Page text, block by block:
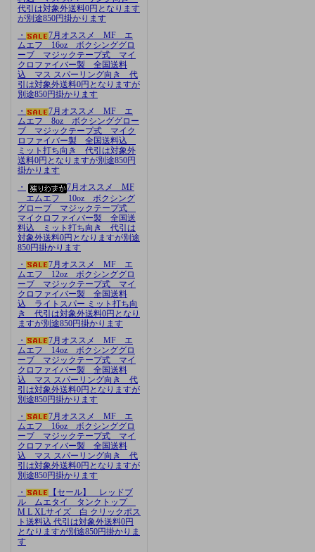
代引は対象外送料0円となります
が別途850円掛かります
・
7月オススメ MF エ
ムエフ 16oz ボクシンググロ
ーブ マジックテープ式 マイ
クロファイバー製 全国送料
込 マス スパーリング向き 代
引は対象外送料0円となりますが
別途850円掛かります
・
7月オススメ MF エ
ムエフ 8oz ボクシンググロー
ブ マジックテープ式 マイク
ロファイバー製 全国送料込
ミット打ち向き 代引は対象外
送料0円となりますが別途850円
掛かります
・
7月オススメ MF
エムエフ 10oz ボクシング
グローブ マジックテープ式
マイクロファイバー製 全国送
料込 ミット打ち向き 代引は
対象外送料0円となりますが別途
850円掛かります
・
7月オススメ MF エ
ムエフ 12oz ボクシンググロ
ーブ マジックテープ式 マイ
クロファイバー製 全国送料
込 ライトスパー ミット打ち向
き 代引は対象外送料0円となり
ますが別途850円掛かります
・
7月オススメ MF エ
ムエフ 14oz ボクシンググロ
ーブ マジックテープ式 マイ
クロファイバー製 全国送料
込 マス スパーリング向き 代
引は対象外送料0円となりますが
別途850円掛かります
・
7月オススメ MF エ
ムエフ 16oz ボクシンググロ
ーブ マジックテープ式 マイ
クロファイバー製 全国送料
込 マス スパーリング向き 代
引は対象外送料0円となりますが
別途850円掛かります
・
【セール】 レッドブ
ル ムエタイ タンクトップ
M L XLサイズ 白 クリックポス
ト送料込 代引は対象外送料0円
となりますが別途850円掛かりま
す